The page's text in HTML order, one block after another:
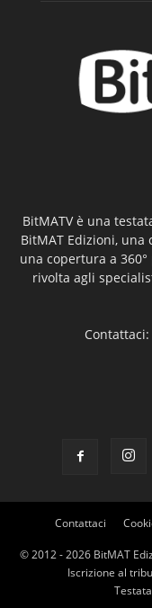
BitMATV è una
BitMAT Edizioni, una
una copertura a
rivolta agli
Contattaci:
Contattaci
© 2012 - 2026 BitMAT
Iscrizione al